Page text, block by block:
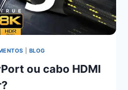
BLOG
ou cabo HDMI